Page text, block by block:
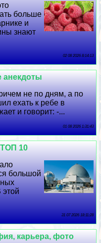
больше
и
знают
02 08 2026 8:14:13
анекдоты
не по дням, а по
ехать к ребе в
и говорит: -...
01 08 2026 1:31:43
10
большой
этой
31 07 2026 18:11:28
карьера, фото